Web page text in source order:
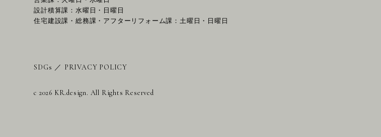
設計積算課：水曜日・日曜日
住宅建設課・総務課・アフターリフォーム課：土曜日・日曜日
SDGs ／ PRIVACY POLICY
c 2026 KR.design. All Rights Reserved